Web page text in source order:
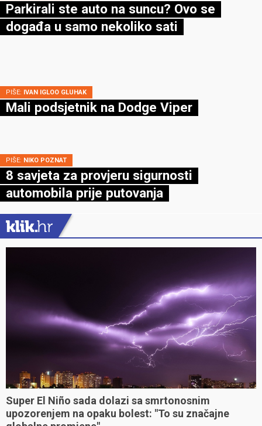
Parkirali ste auto na suncu? Ovo se
događa u samo nekoliko sati
PIŠE: IVAN IGLOO GLUHAK
Mali podsjetnik na Dodge Viper
PIŠE: NIKO POZNAT
8 savjeta za provjeru sigurnosti
automobila prije putovanja
Super El Niño sada dolazi sa smrtonosnim
upozorenjem na opaku bolest: "To su značajne